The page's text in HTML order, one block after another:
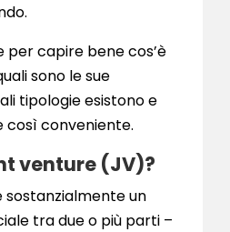
per capire bene cos’è
sono le sue
tipologie esistono e
così conveniente.
venture (JV)?
sostanzialmente un
tra due o più parti –